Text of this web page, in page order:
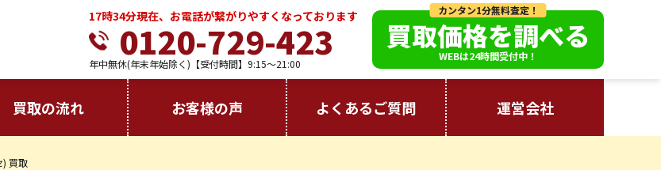
17時34分現在、お電話が繋がりやすくなっております
0120-729-423
年中無休(年末年始除く)【受付時間】9:15～21:00
カンタン1分無料査定！
買取価格を調べる
WEBは24時間受付中！
買取の流れ お客様の声 よくあるご質問 運営会社
) 買取